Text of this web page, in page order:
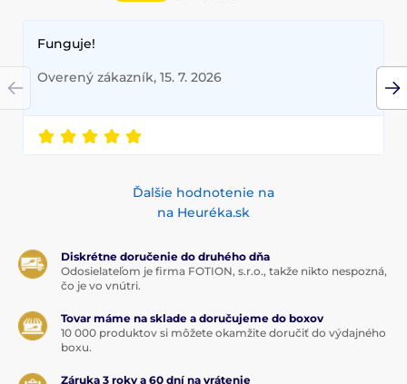
Funguje!
Overený zákazník, 15. 7. 2026
Ďalšie hodnotenie na
na Heuréka.sk
Diskrétne doručenie do druhého dňa
Odosielateľom je firma FOTION, s.r.o., takže nikto nespozná,
čo je vo vnútri.
Tovar máme na sklade a doručujeme do boxov
10 000 produktov si môžete okamžite doručiť do výdajného
boxu.
Záruka 3 roky a 60 dní na vrátenie